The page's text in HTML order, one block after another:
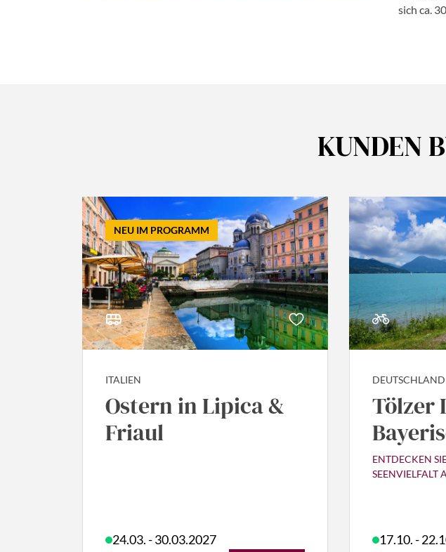
sich ca.
KUNDEN
NEU IM PROGRAMM
ITALIEN
Ostern in Lipica &
Friaul
24.03. - 30.03.2027
DEUTSCHLAND
Tölzer
ENTDECKEN
SEENVIELFALT
17.10. -